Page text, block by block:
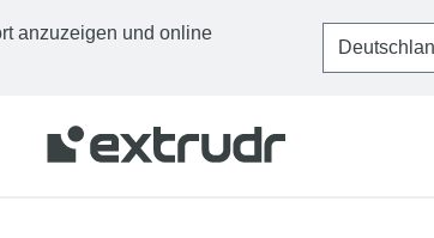
anzuzeigen und online